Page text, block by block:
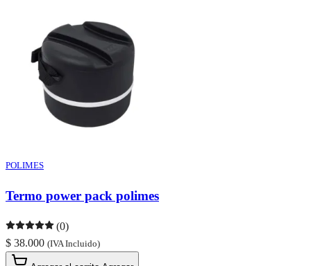
POLIMES
Termo power pack polimes
(0)
$ 38.000 (IVA Incluido)